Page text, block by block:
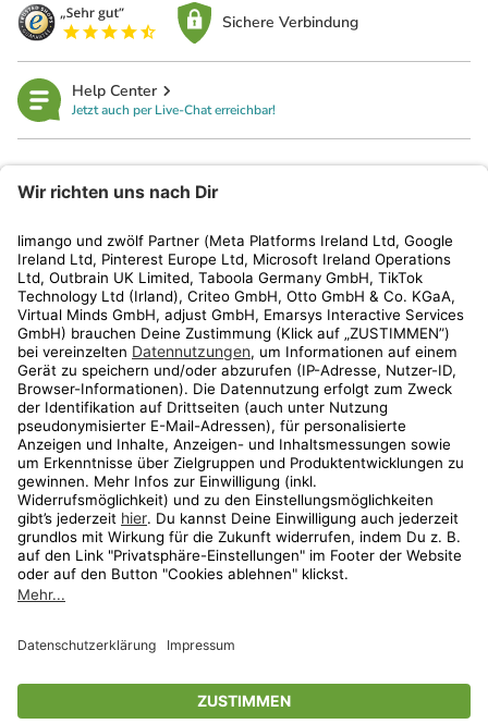
Sichere Verbindung
Help Center
Jetzt auch per Live-Chat erreichbar!
Kundenservice
Shop
Aktionen
Travel